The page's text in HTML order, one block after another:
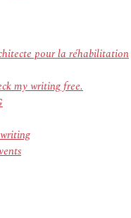
pour la réhabilitation
my writing free.